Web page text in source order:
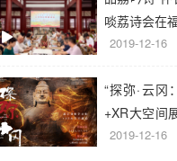
啖荔诗会在
2019-12-16
“探弥·云冈
+XR大空间
窟云冈美术
2019-12-16